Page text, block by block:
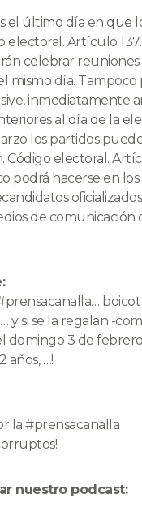
el último día en que
Artículo
celebrar
mismo día. Tampoco
inmediatamente
al día de la
los partidos
Código electoral.
podrá hacerse en
de
y si se la regalan -
domingo 3 de
años, …!
la #prensacanalla
nuestro podcast: